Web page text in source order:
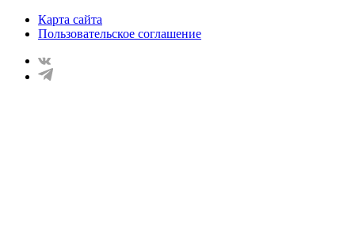
Карта сайта
Пользовательское соглашение